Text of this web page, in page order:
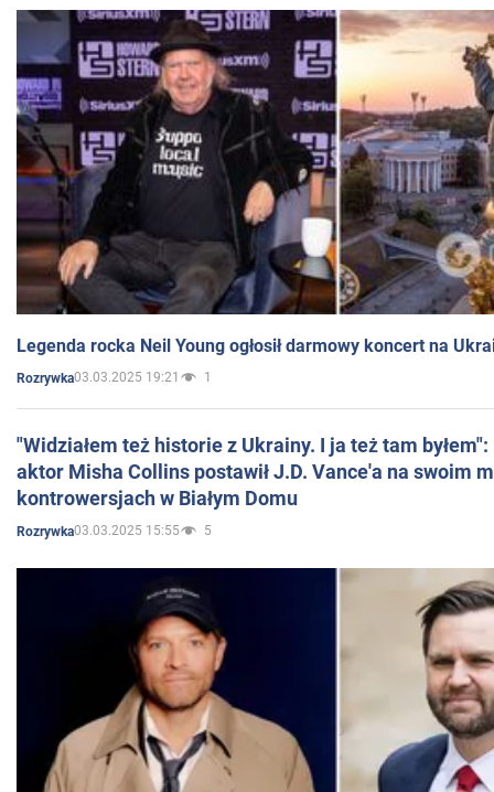
Legenda rocka Neil Young ogłosił darmowy koncert na
Rozrywka03.03.2025 19:21 1
"Widziałem też historie z Ukrainy. I ja też tam
aktor Misha Collins postawił J.D. Vance'a na swoim
kontrowersjach w Białym Domu
Rozrywka03.03.2025 15:55 5